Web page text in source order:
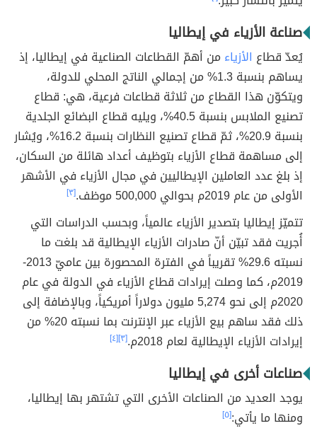
صناعة الأزياء في إيطاليا
يُعدّ قطاع الأزياء من أهمّ القطاعات الصناعية في إيطاليا، إذ
يساهم بنسبة 1.3% من إجمالي الناتج المحلي للدولة،
ويتكوّن هذا القطاع من ثلاثة قطاعات فرعية، هي: قطاع
تصنيع الملابس بنسبة 40.5%، ويليه قطاع البضائع الجلدية
بنسبة 20.9%، ثمّ قطاع تصنيع النظارات بنسبة 16.2%، ويُشار
إلى مساهمة قطاع الأزياء بتوظيف أعداد هائلة من السكان،
إذ بلغ عدد العاملين الإيطاليين في مجال الأزياء في الأشهر
الأولى من عام 2019م بحوالي 500,000 موظف.
[٣]
تتميّز إيطاليا بتصدير الأزياء عالمياً، وبحسب الدراسات التي
أُجريت فقد تبيّن أنّ صادرات الأزياء الإيطالية قد بلغت ما
نسبته 29.6% تقريباً في الفترة المحصورة بين عاميّ 2013-
2019م، كما وصلت إيرادات قطاع الأزياء في الدولة في عام
2020م إلى نحو 5,274 مليون دولاراً أمريكياً، وبالإضافة إلى
ذلك فقد ساهم بيع الأزياء عبر الإنترنت بما نسبته 20% من
إيرادات الأزياء الإيطالية لعام 2018م.
[٣] [٤]
صناعات أخرى في إيطاليا
يوجد العديد من الصناعات الأخرى التي تشتهر بها إيطاليا،
ومنها ما يأتي:[٥]